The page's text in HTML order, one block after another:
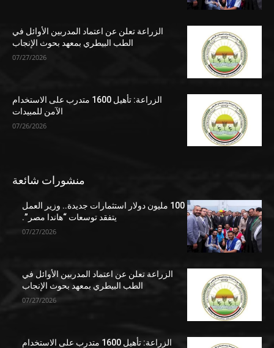
الزراعة تعلن عن اعتماد المدربين الأوائل في
الطب البيطري بمعهد بحوث الإنجاب
07/27/2026
الزراعة: تأهيل 1600 متدرب على الاستخدام
الآمن للمبيدات
07/26/2026
منشورات شائعة
100 مليون دولار استثمارات جديدة.. وزير العمل
يتفقد توسعات “هاندا مصر”.
07/27/2026
الزراعة تعلن عن اعتماد المدربين الأوائل في
الطب البيطري بمعهد بحوث الإنجاب
07/27/2026
الزراعة: تأهيل 1600 متدرب على الاستخدام